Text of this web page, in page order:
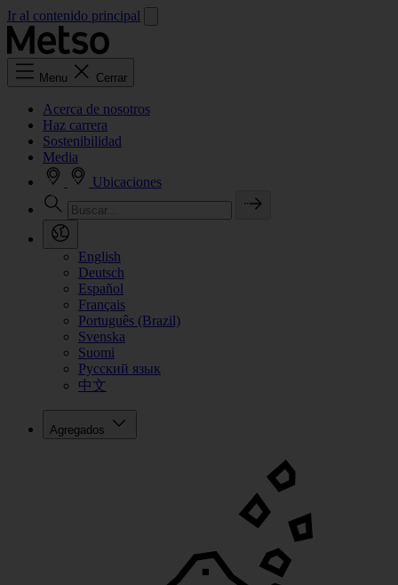
Ir al contenido principal
Menu Cerrar
Acerca de nosotros
Haz carrera
Sostenibilidad
Media
Ubicaciones
English
Deutsch
Español
Français
Português (Brazil)
Svenska
Suomi
Русский язык
中文
Agregados